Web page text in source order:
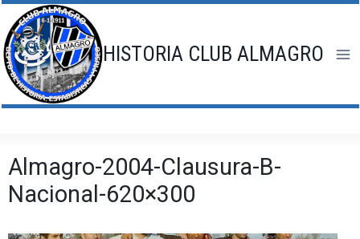
Saltar
al
contenido
HISTORIA CLUB ALMAGRO
Almagro-2004-Clausura-B-
Nacional-620×300